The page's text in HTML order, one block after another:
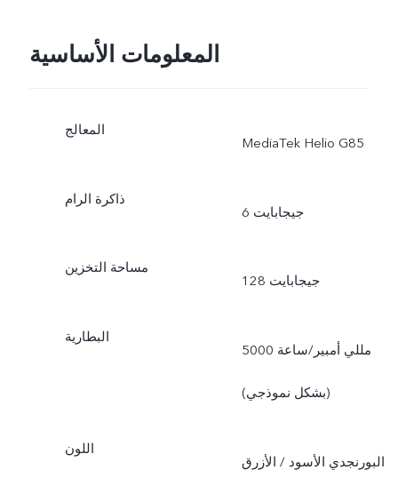
المعلومات الأساسية
المعالج
MediaTek Helio G85
ذاكرة الرام
6 جيجابايت
مساحة التخزين
128 جيجابايت
البطارية
5000 مللي أمبير/ساعة
(بشكل نموذجي)
اللون
البورنجدي الأسود / الأزرق